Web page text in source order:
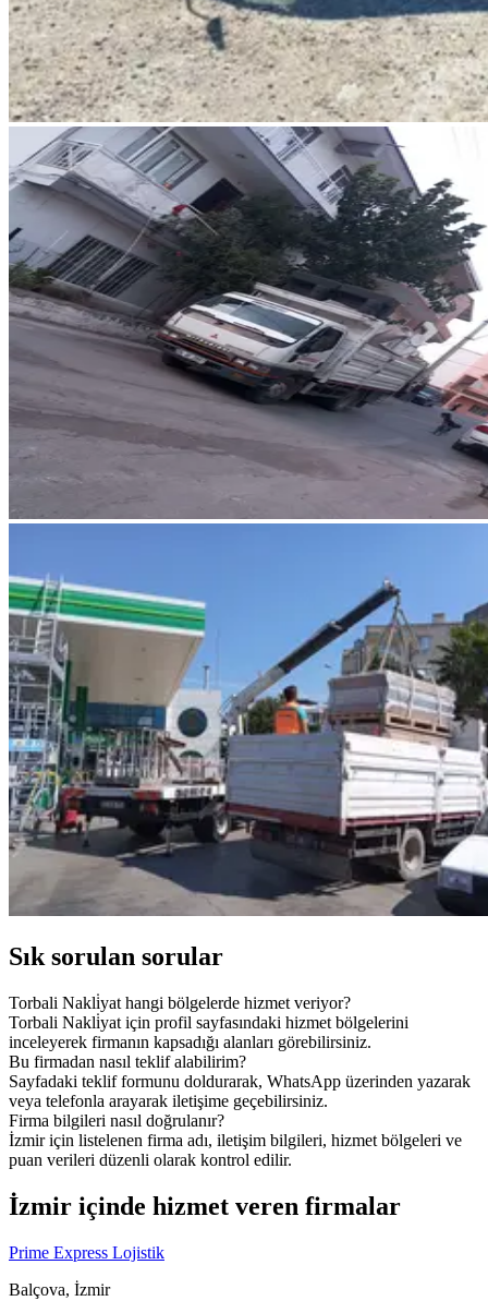
Sık sorulan sorular
Torbali Nakli̇yat hangi bölgelerde hizmet veriyor?
Torbali Nakli̇yat için profil sayfasındaki hizmet bölgelerini
inceleyerek firmanın kapsadığı alanları görebilirsiniz.
Bu firmadan nasıl teklif alabilirim?
Sayfadaki teklif formunu doldurarak, WhatsApp üzerinden yazarak
veya telefonla arayarak iletişime geçebilirsiniz.
Firma bilgileri nasıl doğrulanır?
İzmir için listelenen firma adı, iletişim bilgileri, hizmet bölgeleri ve
puan verileri düzenli olarak kontrol edilir.
İzmir içinde hizmet veren firmalar
Prime Express Lojistik
Balçova, İzmir